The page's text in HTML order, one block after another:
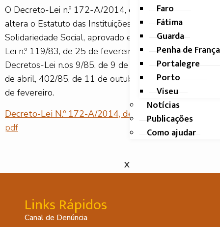
Faro
Fátima
Guarda
Penha de França
Portalegre
Porto
Viseu
Notícias
Publicações
Como ajudar
X
O Decreto-Lei n.º 172-A/2014, de 14 de novembro
altera o Estatuto das Instituições Particulares de
Solidariedade Social, aprovado em anexo ao Decreto-
Lei n.º 119/83, de 25 de fevereiro, alterado pelos
Decretos-Lei n.os 9/85, de 9 de janeiro, 89/85, de 1
de abril, 402/85, de 11 de outubro, e 29/86, de 19
de fevereiro.
Decreto-Lei N.º 172-A/2014, de 14 de novembro
pdf
Links Rápidos
Canal de Denúncia